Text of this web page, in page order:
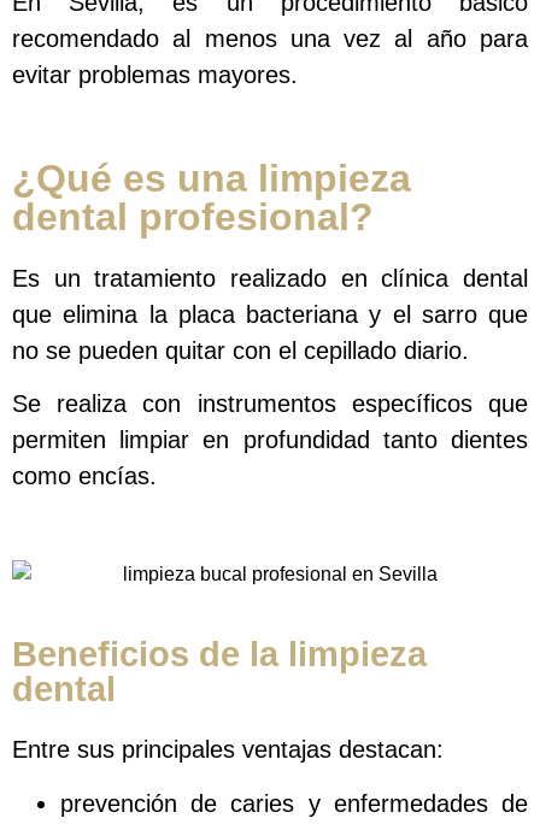
recomendado al menos una vez al año para
evitar problemas mayores.
¿Qué es una limpieza
dental profesional?
Es un tratamiento realizado en clínica dental
que elimina la placa bacteriana y el sarro que
no se pueden quitar con el cepillado diario.
Se realiza con instrumentos específicos que
permiten limpiar en profundidad tanto dientes
como encías.
Beneficios de la limpieza
dental
Entre sus principales ventajas destacan:
prevención de caries y enfermedades de